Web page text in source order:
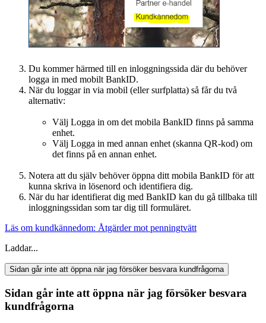
Du kommer härmed till en inloggningssida där du behöver
logga in med mobilt BankID.
När du loggar in via mobil (eller surfplatta) så får du två
alternativ:
Välj Logga in om det mobila BankID finns på samma
enhet.
Välj Logga in med annan enhet (skanna QR-kod) om
det finns på en annan enhet.
Notera att du själv behöver öppna ditt mobila BankID för att
kunna skriva in lösenord och identifiera dig.
När du har identifierat dig med BankID kan du gå tillbaka till
inloggningssidan som tar dig till formuläret.
Läs om kundkännedom: Åtgärder mot penningtvätt
Laddar...
Sidan går inte att öppna när jag försöker besvara kundfrågorna
Sidan går inte att öppna när jag försöker besvara
kundfrågorna